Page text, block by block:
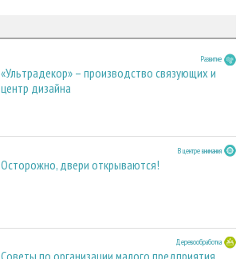
Развитие
«Ультрадекор» – производство связующих и
центр дизайна
В центре внимания
Осторожно, двери открываются!
Деревообработка